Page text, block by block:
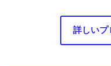
詳しいプ